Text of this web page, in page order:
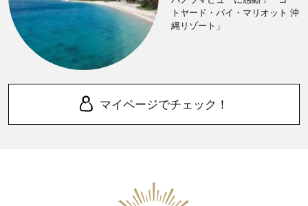
トヤード・バイ・マリオット 沖
縄リゾート」
マイページでチェック！